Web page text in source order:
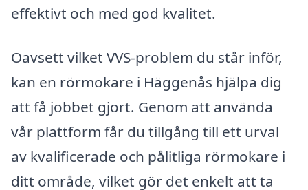
effektivt och med god kvalitet.
Oavsett vilket VVS-problem du står inför,
kan en rörmokare i Häggenås hjälpa dig
att få jobbet gjort. Genom att använda
vår plattform får du tillgång till ett urval
av kvalificerade och pålitliga rörmokare i
ditt område, vilket gör det enkelt att ta